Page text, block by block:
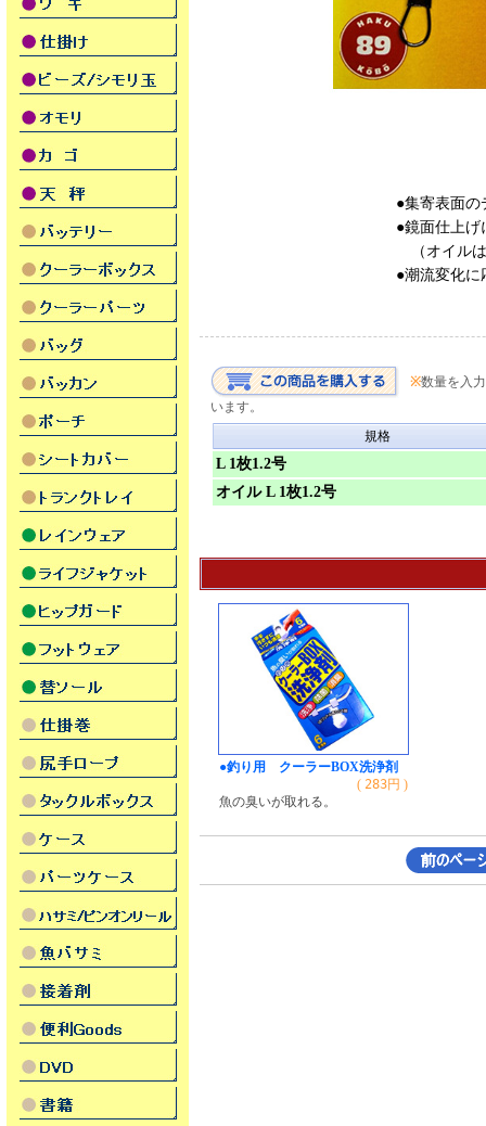
●集寄表面の
●鏡面仕上げ
（オイル
●潮流変化に
※数量を入
います。
規格
L 1枚1.2号
オイル L 1枚1.2号
●釣り用 クーラーBOX洗浄剤
( 283円 )
魚の臭いが取れる。